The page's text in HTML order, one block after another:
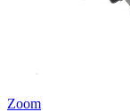
Zoom